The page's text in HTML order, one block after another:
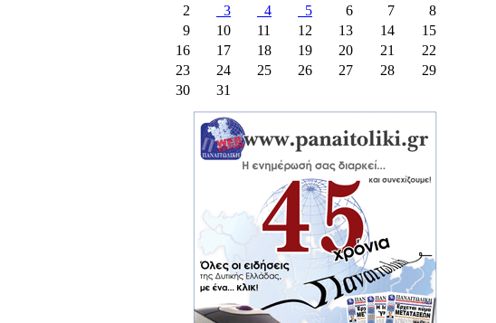
2
3 4 5 6 7
8
9
10 11 12 13 14
15
16
17 18 19 20 21
22
23
24 25 26 27 28
29
30
31